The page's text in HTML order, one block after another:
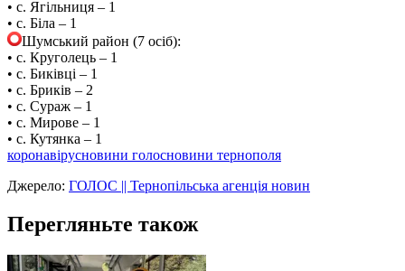
• с. Ягільниця – 1
• с. Біла – 1
Шумський район (7 осіб):
• с. Круголець – 1
• с. Биківці – 1
• с. Бриків – 2
• с. Сураж – 1
• с. Мирове – 1
• с. Кутянка – 1
коронавірусновини голосновини тернополя
Джерело: ГОЛОС || Тернопільська агенція новин
Перегляньте також